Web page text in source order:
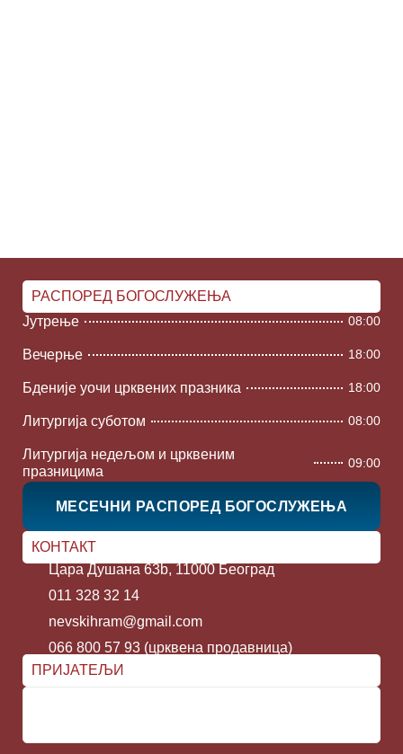
РАСПОРЕД БОГОСЛУЖЕЊА
Јутрење
08:00
Вечерње 18:00
Бденије уочи црквених празника 18:00
Литургија суботом 08:00
Литургија недељом и црквеним
празницима
09:00
МЕСЕЧНИ РАСПОРЕД БОГОСЛУЖЕЊА
КОНТАКТ
Цара Душана 63b, 11000 Београд
011 328 32 14
nevskihram@gmail.com
066 800 57 93 (црквена продавница)
ПРИЈАТЕЉИ